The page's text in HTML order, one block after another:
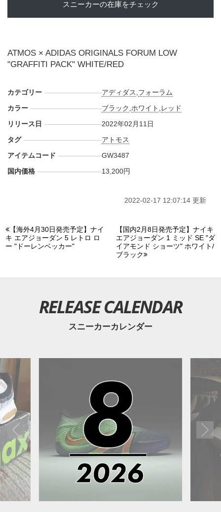
スニーカーの在庫をチェック
ATMOS × ADIDAS ORIGINALS FORUM LOW
"GRAFFITI PACK" WHITE/RED
カテゴリー アディダス フォーラム
カラー
ブラック ホワイト レッド
リリース日
2022年02月11日
タグ
アトモス
アイテムコード
GW3487
国内価格
13,200円
2022-02-17 12:07:14 更新
【海外4月30日発売予定】ナイ
キ エアジョーダン 5 レトロ ロ
ー "ドーレンベッカー"
【国内2月8日発売予定】ナイキ
エアジョーダン 1 ミッド SE "ダ
イアモンド ショーツ" ホワイト/
ブラック
RELEASE CALENDAR
スニーカーカレンダー